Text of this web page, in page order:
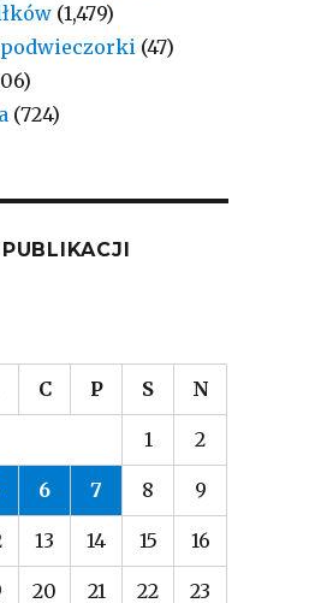
(1,479)
(47)
(724)
C P S N
1 2
6 7 8 9
13 14 15 16
20 21 22 23